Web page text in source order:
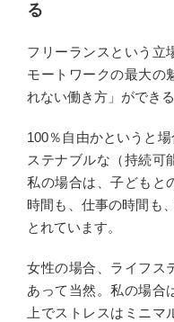
る
フリーランスという立
モートワークの最大の
れない働き方」ができ
100％自由かというと
ステナブルな（持続可
私の場合は、子どもと
時間も、仕事の時間も
とれています。
女性の場合、ライフス
あって当然。私の場合
上でストレスはミニ